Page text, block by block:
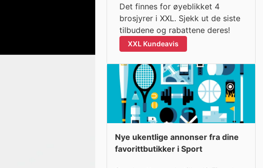
Det finnes for øyeblikket 4
brosjyrer i XXL. Sjekk ut de siste
tilbudene og rabattene deres!
XXL Kundeavis
Nye ukentlige annonser fra dine
favorittbutikker i Sport